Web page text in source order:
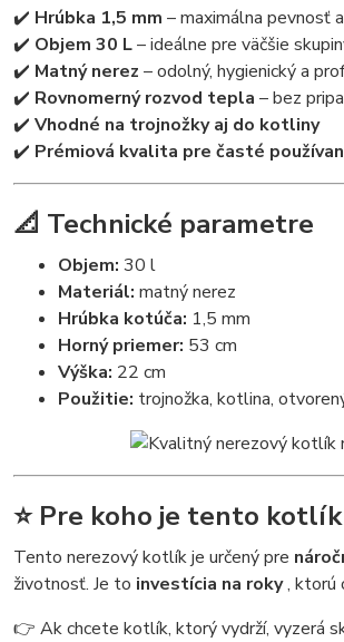
✔️ Hrúbka 1,5 mm – maximálna pevnosť
✔️ Objem 30 L– ideálne pre väčšie
✔️ Matný nerez – odolný, hygienický a
✔️ Rovnomerný rozvod tepla – bez
✔️ Vhodné na trojnožky aj do kotliny
✔️ Prémiová kvalita pre časté
📐 Technické parametre
Objem: 30 l
Materiál: matný nerez
Hrúbka kotúča: 1,5 mm
Horný priemer: 53 cm
Výška: 22 cm
Použitie: trojnožka, kotlina,
⭐ Pre koho je tento
Tento nerezový kotlík je určený pre
životnosť. Je to investícia na roky, ktorú
👉 Ak chcete kotlík, ktorý vydrží, vyzerá